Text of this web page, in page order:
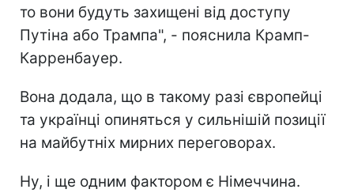
то вони будуть захищені від доступу
Путіна або Трампа", - пояснила Крамп-
Карренбауер.
Вона додала, що в такому разі європейці
та українці опиняться у сильнішій позиції
на майбутніх мирних переговорах.
Ну, і ще одним фактором є Німеччина.